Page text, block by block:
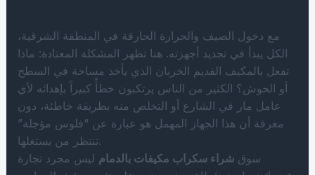
مع دخول الصيف والحرارة الحارقة في المنطقة الشرقية،
الكل يبدأ في تجديد أجهزته. هنا تظهر المشكلة المعتادة: ماذا
تفعل بالمكيف القديم الخربان الذي يأخذ مساحة في السطح
أو الحوش؟ الكثير من الناس يرتكبون خطأً كبيراً بإهدائه لأي
عامل مار في الشارع أو التخلص منه بطريقة خاطئة، دون
معرفة أن هذا الجهاز المهمل هو عبارة عن “فلوس مؤجلة”
تنتظر من يستغلها.
سوقشراء سكراب مكيفات بالدمام ليس مجرد تجارة